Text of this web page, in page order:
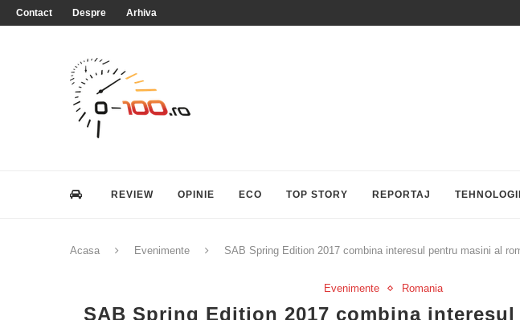
Contact Despre Arhiva
REVIEW OPINIE ECO TOP STORY REPORTAJ
Acasa Evenimente SAB Spring Edition 2017 combina interesul pentru masini al
Evenimente Romania
SAB Spring Edition 2017 combina